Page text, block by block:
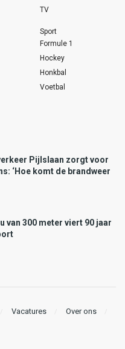
TV
Sport
Formule 1
Hockey
Honkbal
Voetbal
Pijlslaan zorgt voor
‘Hoe komt de brandweer
van 300 meter viert 90 jaar
Vacatures
Over ons